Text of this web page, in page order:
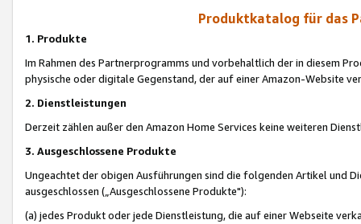
Produktkatalog für das
1. Produkte
Im Rahmen des Partnerprogramms und vorbehaltlich der in diesem
physische oder digitale Gegenstand, der auf einer Amazon-Website
2. Dienstleistungen
Derzeit zählen außer den Amazon Home Services keine weiteren
3. Ausgeschlossene Produkte
Ungeachtet der obigen Ausführungen sind die folgenden Artikel und
ausgeschlossen („Ausgeschlossene Produkte"):
(a) jedes Produkt oder jede Dienstleistung, die auf einer Webseite